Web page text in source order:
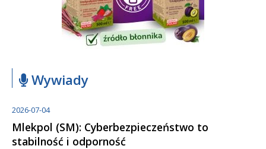
Wywiady
2026-07-04
Mlekpol (SM): Cyberbezpieczeństwo to
stabilność i odporność